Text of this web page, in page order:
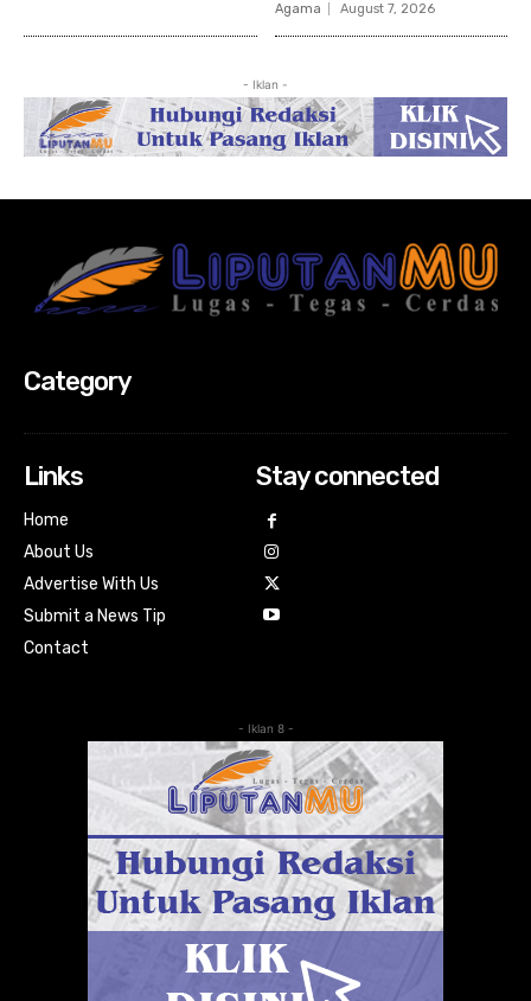
Agama August 7, 2026
- Iklan -
Category
Links
Home
About Us
Advertise With Us
Submit a News Tip
Contact
Stay connected
- Iklan 8 -